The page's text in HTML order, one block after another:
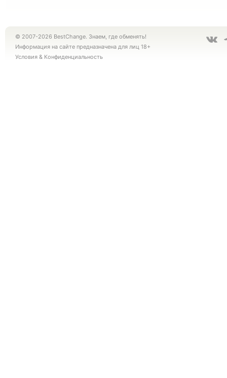
© 2007-2026 BestChange. Знаем, где обменять!
Информация на сайте предназначена для лиц 18+
Условия & Конфиденциальность